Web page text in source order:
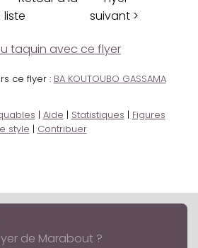
liste
suivant >
taquin avec ce flyer
ce flyer : BA KOUTOUBO GASSAMA
| Aide | Statistiques | Figures
style | Contribuer
de Marabout ?